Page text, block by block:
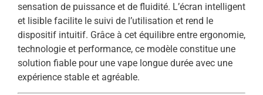
sensation de puissance et de fluidité. L’écran intelligent
et lisible facilite le suivi de l’utilisation et rend le
dispositif intuitif. Grâce à cet équilibre entre ergonomie,
technologie et performance, ce modèle constitue une
solution fiable pour une vape longue durée avec une
expérience stable et agréable.